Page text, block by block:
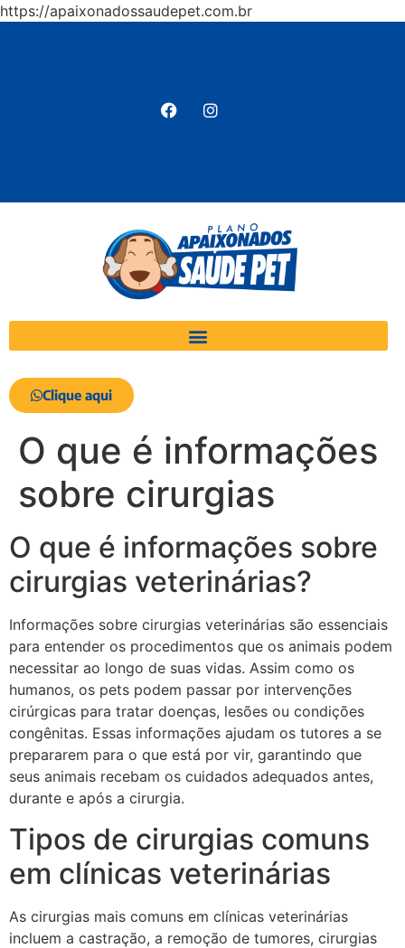
https://apaixonadossaudepet.com.br
Clique aqui
O que é informações
sobre cirurgias
O que é informações sobre
cirurgias veterinárias?
Informações sobre cirurgias veterinárias são essenciais
para entender os procedimentos que os animais podem
necessitar ao longo de suas vidas. Assim como os
humanos, os pets podem passar por intervenções
cirúrgicas para tratar doenças, lesões ou condições
congênitas. Essas informações ajudam os tutores a se
prepararem para o que está por vir, garantindo que
seus animais recebam os cuidados adequados antes,
durante e após a cirurgia.
Tipos de cirurgias comuns
em clínicas veterinárias
As cirurgias mais comuns em clínicas veterinárias
incluem a castração, a remoção de tumores, cirurgias